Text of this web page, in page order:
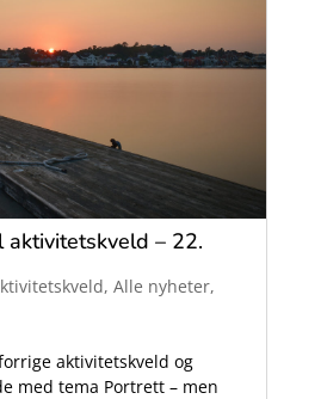
aktivitetskveld – 22.
, Alle nyheter,
aktivitetskveld og
med tema Portrett – men